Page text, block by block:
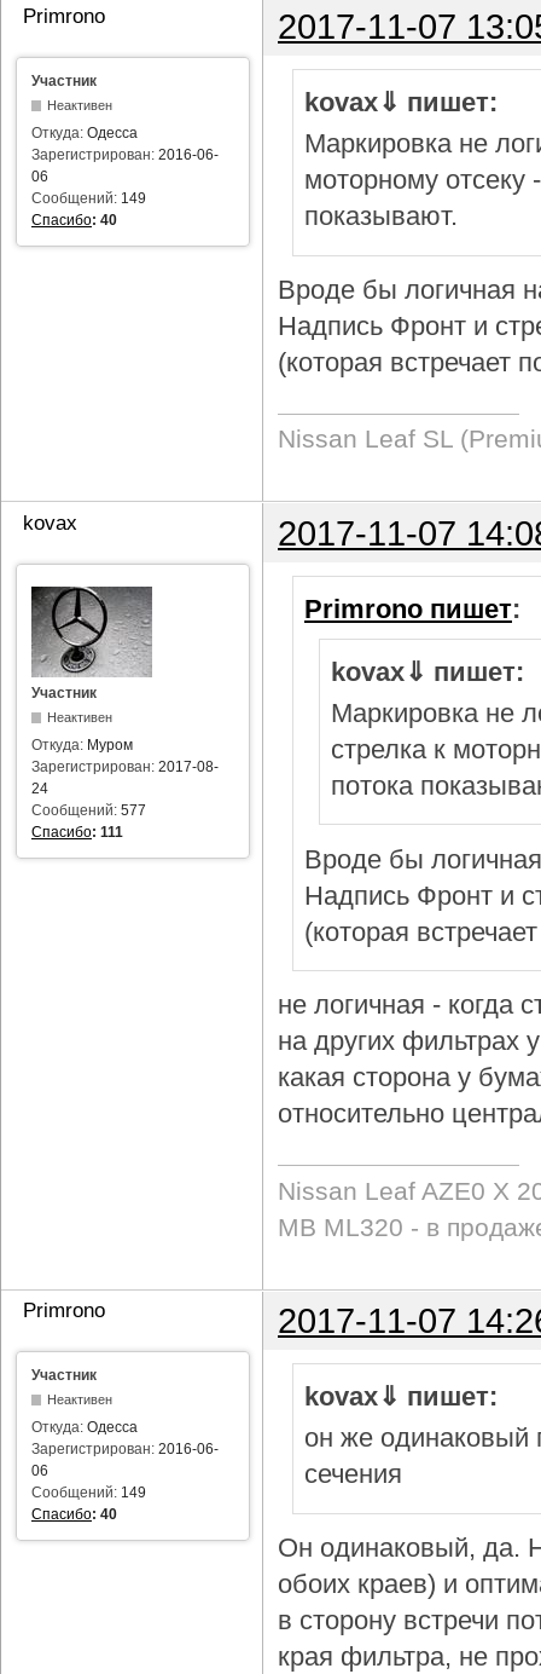
Primrono 2017-11-07
Участник
Неактивен
Откуда: Одесса
Зарегистрирован: 2016-06-
06
Сообщений: 149
Спасибо: 40
kovax⇓ пишет:
Маркировка не
моторному отсеку
показывают.
Вроде бы логичная
Надпись Фронт и
(которая встречает
Nissan Leaf SL
kovax 2017-11-07
Участник
Неактивен
Откуда: Муром
Зарегистрирован: 2017-08-
24
Сообщений: 577
Спасибо: 111
Primrono пишет:
kovax⇓ пишет:
Маркировка не
стрелка к
потока
Вроде бы
Надпись Фронт и
(которая
не логичная - когда
на других фильтрах
какая сторона у
относительно
Nissan Leaf AZE0 X
MB ML320 - в
Primrono 2017-11-07
Участник
Неактивен
Откуда: Одесса
Зарегистрирован: 2016-06-
06
Сообщений: 149
Спасибо: 40
kovax⇓ пишет:
он же одинаковый
сечения
Он одинаковый, да.
обоих краев) и
в сторону встречи
края фильтра, не